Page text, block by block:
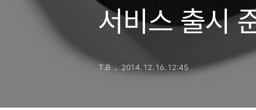
서비스 출시
T.B 2014. 12. 16. 12:45